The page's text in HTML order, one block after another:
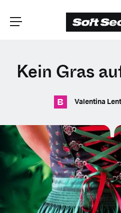
WÄHLEN SIE
Dutch
English (United
English (United
Spanish (Spain)
Kein Gras
B Valentina